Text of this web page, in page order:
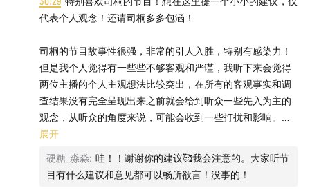
🎶🎶🎶🎶🎶🎶🎶🎶
—01:08 开篇寒暄~
—09:58来认识一对网络一线牵的男女
—53:48
杀？两名女警探询问男人，却发现他话里漏洞百出。
代表个人观念！还请司桐多多包涵！
司桐的节目故事性很强，非常的引人入胜，特别有感染力！
但是我个人觉得有一些些不够客观和严谨，我听下来会觉得
两位主播的个人主观想法比较突出，在所有的客观事实和调
查结果没有完全呈现出来之前就会给到听众一些先入为主的
观念，从听众的角度来说，可能会收到一些打扰和影响。
后面也一直在佐证这个观点，包括这里的推理，有同伙，互
相打掩护也是没有证据支持的纯脑洞;再举例说，虽然司桐介
展开
硬糖_淼淼: 哇！！谢谢你的建议🥰我会注意的。大家听节
目有什么建议和意见都可以畅所欲言！没事的！